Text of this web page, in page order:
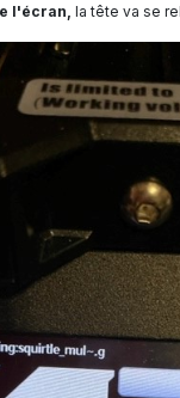
l'écran, la tête va se